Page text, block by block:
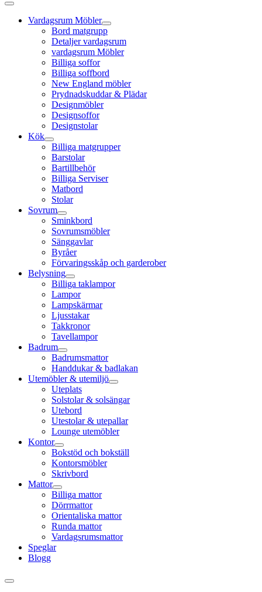
Vardagsrum Möbler
Bord matgrupp
Detaljer vardagsrum
vardagsrum Möbler
Billiga soffor
Billiga soffbord
New England möbler
Prydnadskuddar & Plädar
Designmöbler
Designsoffor
Designstolar
Kök
Billiga matgrupper
Barstolar
Bartillbehör
Billiga Serviser
Matbord
Stolar
Sovrum
Sminkbord
Sovrumsmöbler
Sänggavlar
Byråer
Förvaringsskåp och garderober
Belysning
Billiga taklampor
Lampor
Lampskärmar
Ljusstakar
Takkronor
Tavellampor
Badrum
Badrumsmattor
Handdukar & badlakan
Utemöbler & utemiljö
Uteplats
Solstolar & solsängar
Utebord
Utestolar & utepallar
Lounge utemöbler
Kontor
Bokstöd och bokställ
Kontorsmöbler
Skrivbord
Mattor
Billiga mattor
Dörrmattor
Orientaliska mattor
Runda mattor
Vardagsrumsmattor
Speglar
Blogg